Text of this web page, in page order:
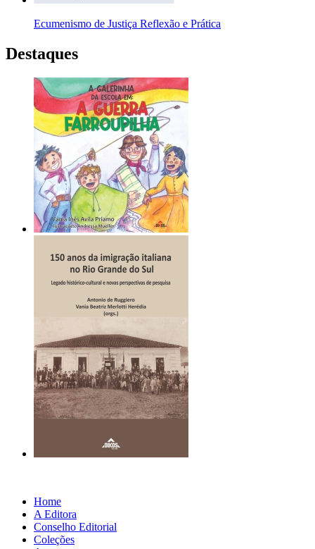
Ecumenismo de Justiça Reflexão e Prática
Destaques
Home
A Editora
Conselho Editorial
Coleções